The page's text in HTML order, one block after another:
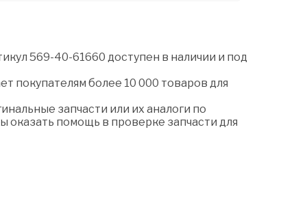
569-40-61660 доступен в наличии и под
покупателям более 10 000 товаров для
запчасти или их аналоги по
оказать помощь в проверке запчасти для